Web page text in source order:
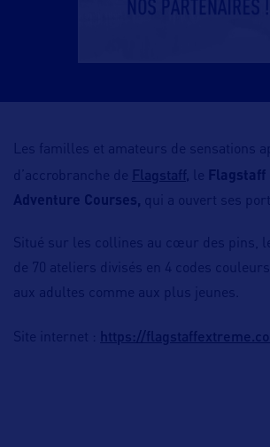
Les familles et amateurs de sensations
d’accrobranche de Flagstaff, le Flagstaff
Adventure Courses, qui a ouvert ses
Situé sur les collines au cœur des pins,
de 70 ateliers divisés en 4 codes
aux adultes comme aux plus jeunes.
Site internet : https://